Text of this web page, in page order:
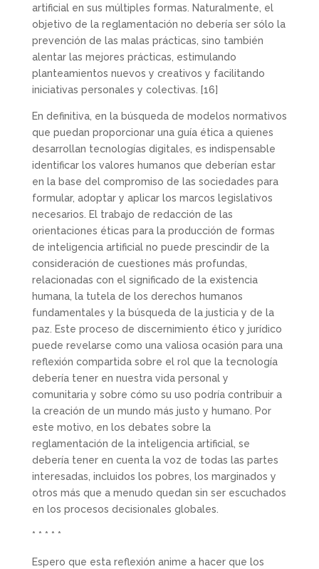
artificial en sus múltiples formas. Naturalmente, el
objetivo de la reglamentación no debería ser sólo la
prevención de las malas prácticas, sino también
alentar las mejores prácticas, estimulando
planteamientos nuevos y creativos y facilitando
iniciativas personales y colectivas.
[16]
En definitiva, en la búsqueda de modelos normativos
que puedan proporcionar una guía ética a quienes
desarrollan tecnologías digitales, es indispensable
identificar los valores humanos que deberían estar
en la base del compromiso de las sociedades para
formular, adoptar y aplicar los marcos legislativos
necesarios. El trabajo de redacción de las
orientaciones éticas para la producción de formas
de inteligencia artificial no puede prescindir de la
consideración de cuestiones más profundas,
relacionadas con el significado de la existencia
humana, la tutela de los derechos humanos
fundamentales y la búsqueda de la justicia y de la
paz. Este proceso de discernimiento ético y jurídico
puede revelarse como una valiosa ocasión para una
reflexión compartida sobre el rol que la tecnología
debería tener en nuestra vida personal y
comunitaria y sobre cómo su uso podría contribuir a
la creación de un mundo más justo y humano. Por
este motivo, en los debates sobre la
reglamentación de la inteligencia artificial, se
debería tener en cuenta la voz de todas las partes
interesadas, incluidos los pobres, los marginados y
otros más que a menudo quedan sin ser escuchados
en los procesos decisionales globales.
* * * * *
Espero que esta reflexión anime a hacer que los